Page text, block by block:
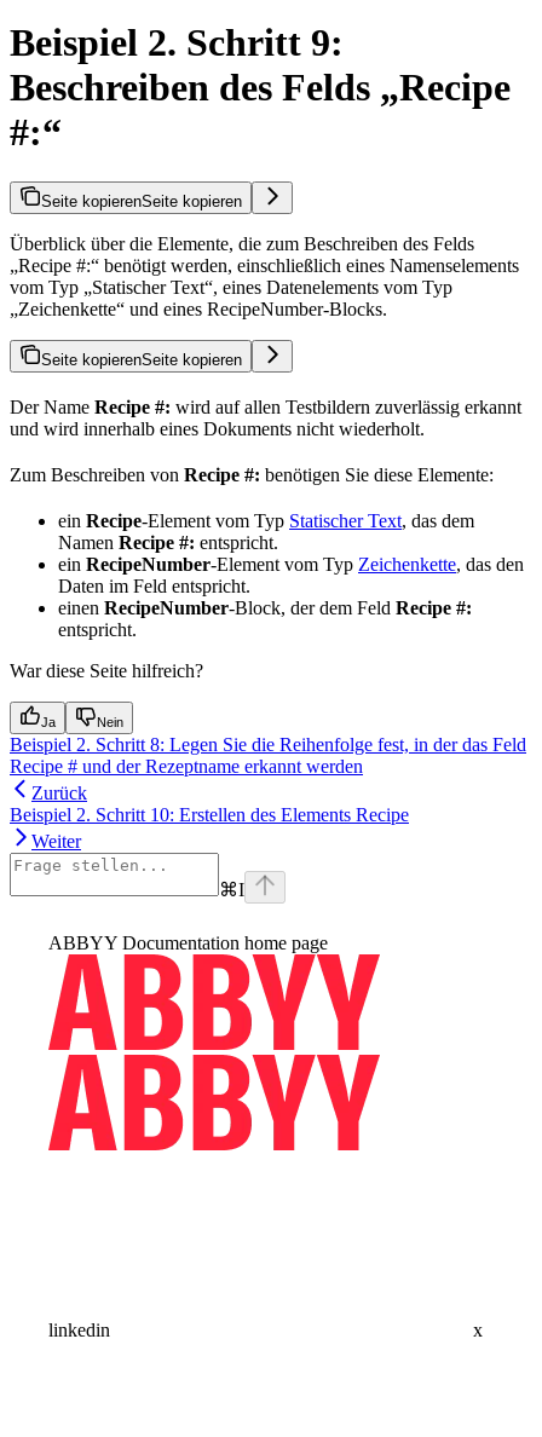
Beispiel 2. Schritt 9:
Beschreiben des Felds „Recipe
#:“
Seite kopierenSeite kopieren
Überblick über die Elemente, die zum Beschreiben des Felds
„Recipe #:“ benötigt werden, einschließlich eines Namenselements
vom Typ „Statischer Text“, eines Datenelements vom Typ
„Zeichenkette“ und eines RecipeNumber-Blocks.
Seite kopierenSeite kopieren
Der Name Recipe #: wird auf allen Testbildern zuverlässig erkannt
und wird innerhalb eines Dokuments nicht wiederholt.
Zum Beschreiben von Recipe #: benötigen Sie diese Elemente:
ein Recipe-Element vom Typ Statischer Text, das dem
Namen Recipe #: entspricht.
ein RecipeNumber-Element vom Typ Zeichenkette, das den
Daten im Feld entspricht.
einen RecipeNumber-Block, der dem Feld Recipe #:
entspricht.
War diese Seite hilfreich?
Ja Nein
Beispiel 2. Schritt 8: Legen Sie die Reihenfolge fest, in der das Feld
Recipe # und der Rezeptname erkannt werden
Zurück
Beispiel 2. Schritt 10: Erstellen des Elements Recipe
Weiter
⌘I
ABBYY Documentation home page
linkedin x